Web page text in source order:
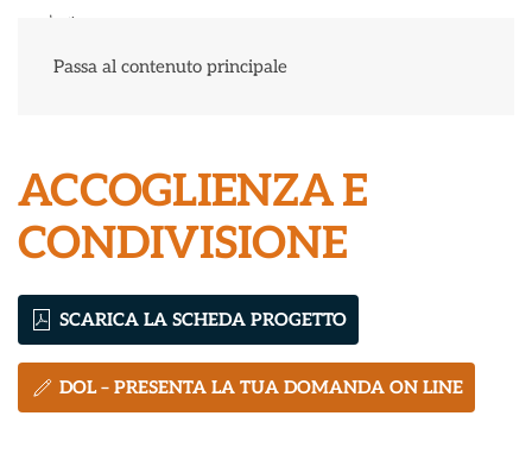
Passa al contenuto principale
ACCOGLIENZA E
CONDIVISIONE
SCARICA LA SCHEDA PROGETTO
DOL – PRESENTA LA TUA DOMANDA ON LINE